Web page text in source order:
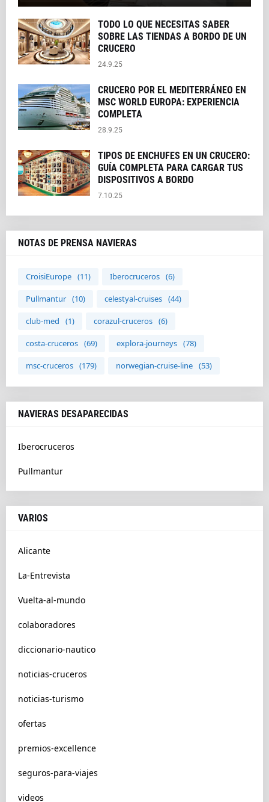
TODO LO QUE NECESITAS SABER
SOBRE LAS TIENDAS A BORDO DE UN
CRUCERO
24.9.25
CRUCERO POR EL MEDITERRÁNEO EN
MSC WORLD EUROPA: EXPERIENCIA
COMPLETA
28.9.25
TIPOS DE ENCHUFES EN UN CRUCERO:
GUÍA COMPLETA PARA CARGAR TUS
DISPOSITIVOS A BORDO
7.10.25
NOTAS DE PRENSA NAVIERAS
CroisiEurope (11) Iberocruceros (6)
Pullmantur (10) celestyal-cruises (44)
club-med (1) corazul-cruceros (6)
costa-cruceros (69) explora-journeys (78)
msc-cruceros (179) norwegian-cruise-line (53)
NAVIERAS DESAPARECIDAS
Iberocruceros
Pullmantur
VARIOS
Alicante
La-Entrevista
Vuelta-al-mundo
colaboradores
diccionario-nautico
noticias-cruceros
noticias-turismo
ofertas
premios-excellence
seguros-para-viajes
videos